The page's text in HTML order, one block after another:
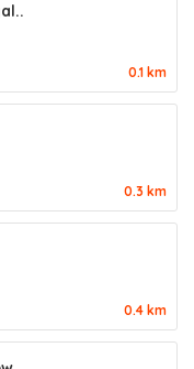
0.1 km
0.3 km
0.4 km